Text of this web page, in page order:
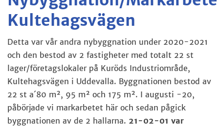
Kultehagsvägen
Detta var vår andra nybyggnation under 2020-2021
och den bestod av 2 fastigheter med totalt 22 st
lager/företagslokaler på Kuröds Industriområde,
Kultehagsvägen i Uddevalla. Byggnationen bestod av
22 st a´80 m², 95 m² och 175 m². I augusti -20,
påbörjade vi markarbetet här och sedan pågick
byggnationen av de 2 hallarna. 21-02-01 var